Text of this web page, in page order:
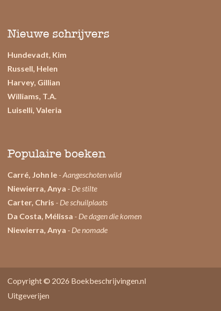
Nieuwe schrijvers
Hundevadt, Kim
Russell, Helen
Harvey, Gillian
Williams, T.A.
Luiselli, Valeria
Populaire boeken
Carré, John le - Aangeschoten wild
Niewierra, Anya - De stilte
Carter, Chris - De schuilplaats
Da Costa, Mélissa - De dagen die komen
Niewierra, Anya - De nomade
Copyright © 2026 Boekbeschrijvingen.nl
Uitgeverijen